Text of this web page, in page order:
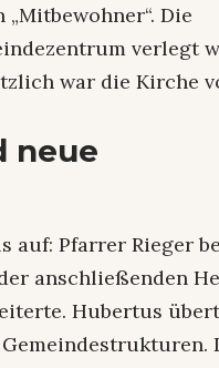
Die
verlegt
war die Kirche
neue
auf: Pfarrer Rieger
anschließenden
Hubertus